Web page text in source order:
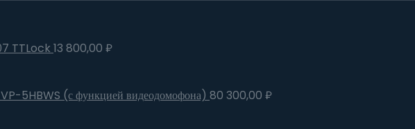
TTLock 13 800,00 ₽
5HBWS (с функцией видеодомофона) 80 300,00 ₽